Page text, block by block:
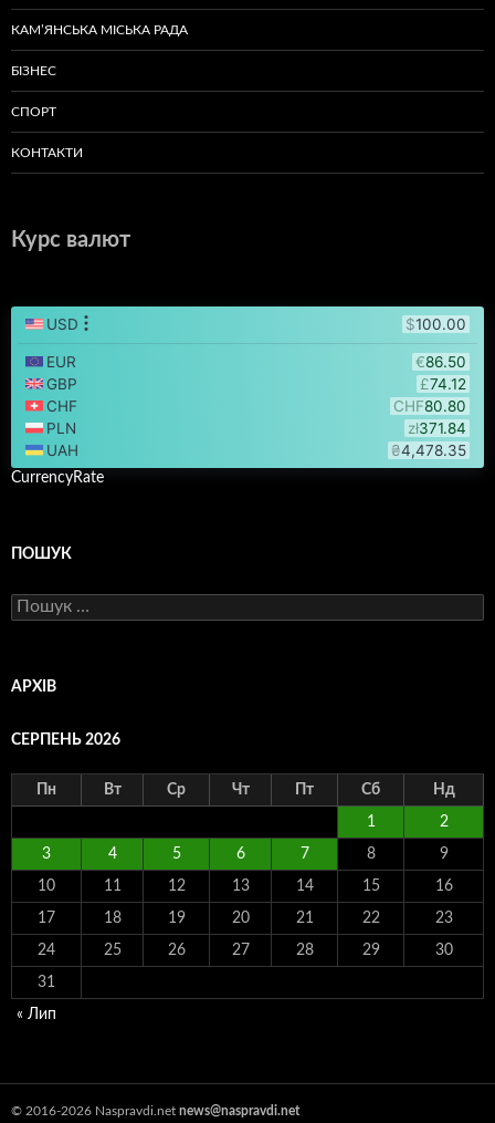
КАМ’ЯНСЬКА МІСЬКА РАДА
БІЗНЕС
СПОРТ
КОНТАКТИ
Курс валют
CurrencyRate
ПОШУК
Пошук:
АРХІВ
СЕРПЕНЬ 2026
Пн Вт Ср Чт Пт Сб Нд
1 2
3 4 5 6 7 8 9
10 11 12 13 14 15 16
17 18 19 20 21 22 23
24 25 26 27 28 29 30
31
« Лип
© 2016-2026 Naspravdi.net news@naspravdi.net